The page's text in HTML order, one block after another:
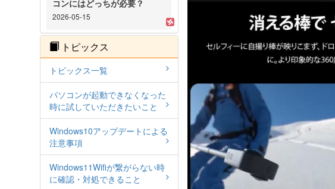
コンにはどっちが必要？
2026-05-15
トピックス
トピックス一覧
パソコンが起動できなくなった
時に試していただきたいこと
Windows10アップデートによる
注意事項
Windows11Wifiが繋がらない時
に確認・対処できること